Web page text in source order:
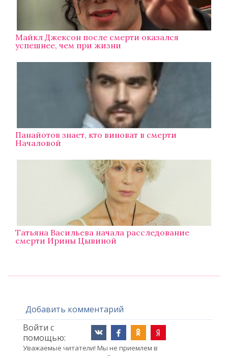
Майкл Джексон после смерти оказался
успешнее, чем при жизни
Панайотов знает, кто виноват в смерти
Началовой
Татьяна Васильева начала расследование
смерти Ирины Цывиной
Добавить комментарий
Войти с
помощью:
Уважаемые читатели! Мы не приемлем в